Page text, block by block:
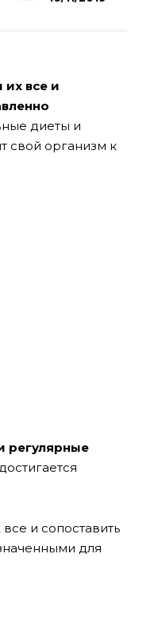
все и
диеты и
свой организм к
регулярные
и сопоставить
для